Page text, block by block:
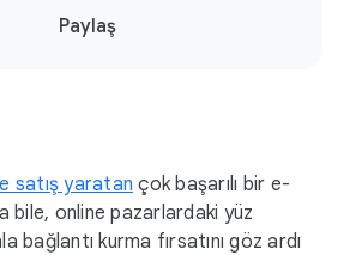
S
M
Paylaş
satış yaratan çok başarılı bir e-
online pazarlardaki yüz
bağlantı kurma fırsatını göz ardı